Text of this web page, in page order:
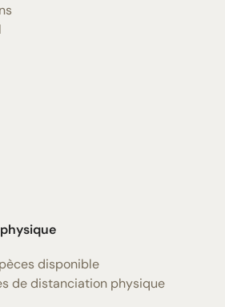
disponible
de distanciation physique